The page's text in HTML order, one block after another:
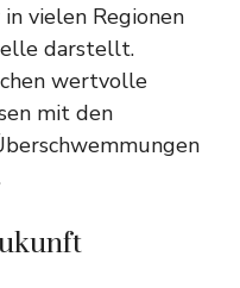
vielen Regionen
darstellt.
wertvolle
mit den